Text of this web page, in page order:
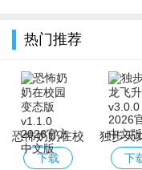
热门推荐
恐怖奶奶在校
园变态版
下载
独步天
版
下